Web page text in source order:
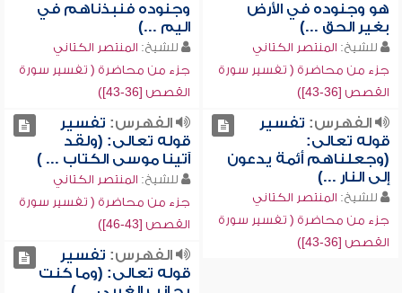
هو وجنوده في الأرض
بغير الحق ...)
للشيخ: المنتصر الكتاني
جزء من محاضرة ( تفسير سورة
القصص [36-43])
وجنوده فنبذناهم في
اليم ...)
للشيخ: المنتصر الكتاني
جزء من محاضرة ( تفسير سورة
القصص [36-43])
الفهرس: تفسير
قوله تعالى:
(وجعلناهم أئمة يدعون
إلى النار ...)
للشيخ: المنتصر الكتاني
جزء من محاضرة ( تفسير سورة
القصص [36-43])
الفهرس: تفسير
قوله تعالى: (ولقد
آتينا موسى الكتاب ... )
للشيخ: المنتصر الكتاني
جزء من محاضرة ( تفسير سورة
القصص [43-46])
الفهرس: تفسير
قوله تعالى: (وما كنت